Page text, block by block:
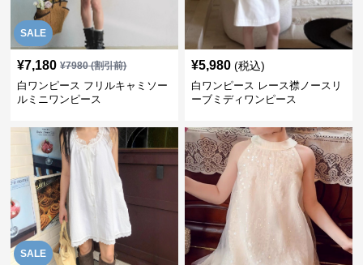
SALE
¥7,180 ¥7980(割引前)
白ワンピース フリルキャミソー
ルミニワンピース
¥5,980 (税込)
白ワンピース レース襟ノースリ
ーブミディワンピース
SALE